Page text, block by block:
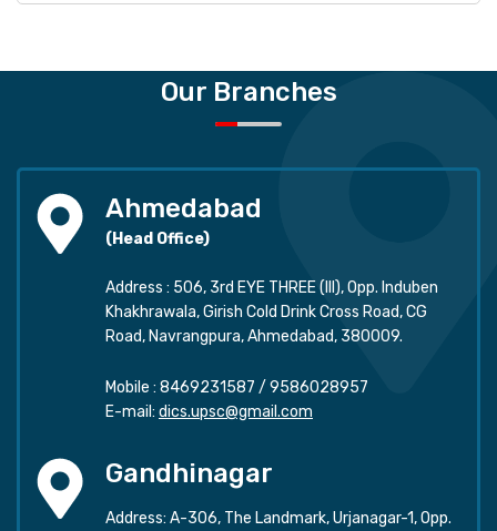
Our Branches
Ahmedabad
(Head Office)
Address : 506, 3rd EYE THREE (III), Opp. Induben
Khakhrawala, Girish Cold Drink Cross Road, CG
Road, Navrangpura, Ahmedabad, 380009.
Mobile : 8469231587 / 9586028957
E-mail: dics.upsc@gmail.com
Gandhinagar
Address: A-306, The Landmark, Urjanagar-1, Opp.